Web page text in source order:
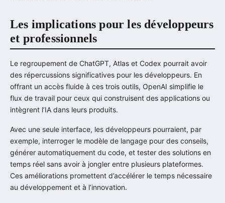
Les implications pour les développeurs
et professionnels
Le regroupement de ChatGPT, Atlas et Codex pourrait avoir
des répercussions significatives pour les développeurs. En
offrant un accès fluide à ces trois outils, OpenAI simplifie le
flux de travail pour ceux qui construisent des applications ou
intègrent l’IA dans leurs produits.
Avec une seule interface, les développeurs pourraient, par
exemple, interroger le modèle de langage pour des conseils,
générer automatiquement du code, et tester des solutions en
temps réel sans avoir à jongler entre plusieurs plateformes.
Ces améliorations promettent d’accélérer le temps nécessaire
au développement et à l’innovation.